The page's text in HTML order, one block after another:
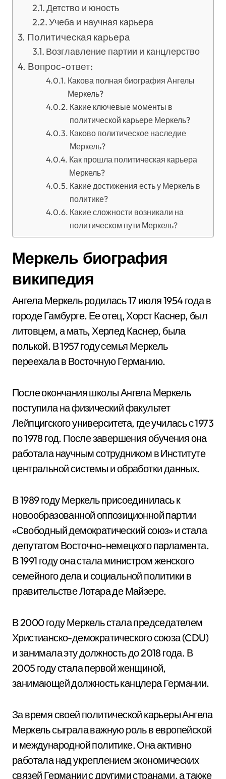
Детство и юность
Учеба и научная карьера
Политическая карьера
Возглавление партии и канцлерство
Вопрос-ответ:
Какова полная биография Ангелы
Меркель?
Какие ключевые моменты в
политической карьере Меркель?
Каково политическое наследие
Меркель?
Как прошла политическая карьера
Меркель?
Какие достижения есть у Меркель в
политике?
Какие сложности возникали на
политическом пути Меркель?
Меркель биография
википедия
Ангела Меркель родилась 17 июля 1954 года в
городе Гамбурге. Ее отец, Хорст Каснер, был
литовцем, а мать, Херлед Каснер, была
полькой. В 1957 году семья Меркель
переехала в Восточную Германию.
После окончания школы Ангела Меркель
поступила на физический факультет
Лейпцигского университета, где училась с 1973
по 1978 год. После завершения обучения она
работала научным сотрудником в Институте
центральной системы и обработки данных.
В 1989 году Меркель присоединилась к
новообразованной оппозиционной партии
«Свободный демократический союз» и стала
депутатом Восточно-немецкого парламента.
В 1991 году она стала министром женского
семейного дела и социальной политики в
правительстве Лотара де Майзере.
В 2000 году Меркель стала председателем
Христианско-демократического союза (CDU)
и занимала эту должность до 2018 года. В
2005 году стала первой женщиной,
занимающей должность канцлера Германии.
За время своей политической карьеры Ангела
Меркель сыграла важную роль в европейской
и международной политике. Она активно
работала над укреплением экономических
связей Германии с другими странами, а также